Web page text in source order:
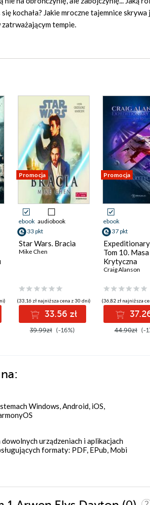
kochała? Jakie mroczne tajemnice skrywa
zatrważającym tempie.
Promocja
ebook audiobook
33 pkt
Star Wars. Bracia
Mike Chen
(33,16 zł najniższa cena z 30 dni)
33.56 zł
39.99zł (-16%)
Promocja
ebook
37 pkt
Tom 10. Masa
Krytyczna
Craig Alanson
(36,82 zł najniższa
44.90zł (-
Windows, Android, iOS,
dowolnych urządzeniach i aplikacjach
formaty: PDF, EPub, Mobi